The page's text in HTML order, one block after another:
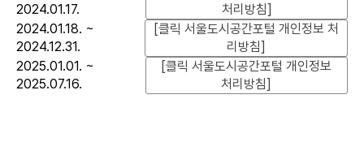
2024.01.17.
처리방침]
2024.01.18. ~
2024.12.31.
[클릭 서울도시공간포털 개인정보 처
리방침]
2025.01.01. ~
2025.07.16.
[클릭 서울도시공간포털 개인정보
처리방침]